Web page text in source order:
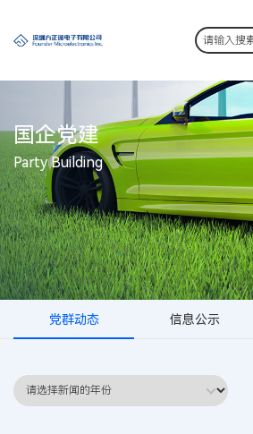
国企党建
Party Building
党群动态 信息公示